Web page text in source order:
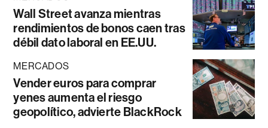
Wall Street avanza mientras
rendimientos de bonos caen tras
débil dato laboral en EE.UU.
MERCADOS
Vender euros para comprar
yenes aumenta el riesgo
geopolítico, advierte BlackRock